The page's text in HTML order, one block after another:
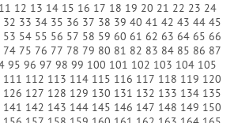
11 12 13 14 15 16 17 18 19 20 21 22 23 24
32 33 34 35 36 37 38 39 40 41 42 43 44 45
53 54 55 56 57 58 59 60 61 62 63 64 65 66
74 75 76 77 78 79 80 81 82 83 84 85 86 87
95 96 97 98 99 100 101 102 103 104 105
111 112 113 114 115 116 117 118 119 120
126 127 128 129 130 131 132 133 134 135
141 142 143 144 145 146 147 148 149 150